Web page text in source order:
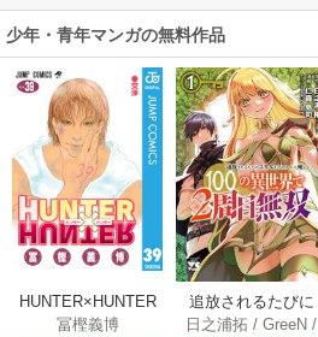
少年・青年マンガの無料作品
HUNTER×HUNTER
モノクロ版 39
冨樫義博
追放されるたびに
スキルを手に入れ
日之浦拓 /GreeN /